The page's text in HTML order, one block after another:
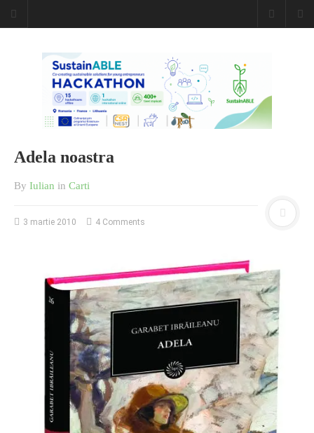
Caiet de
insemnari
DESCARCĂ!
O poveste in care sexul se
confunda cu dragostea,
cinismul cu idealismul si
poezia cu umorul.
Adela noastra
By Iulian in Carti
3 martie 2010 4 Comments